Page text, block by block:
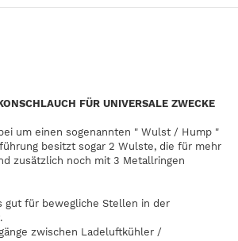
FÜR UNIVERSALE ZWECKE
um einen sogenannten " Wulst / Hump "
besitzt sogar 2 Wulste, die für mehr
zusätzlich noch mit 3 Metallringen
gut für bewegliche Stellen in der
zwischen Ladeluftkühler /